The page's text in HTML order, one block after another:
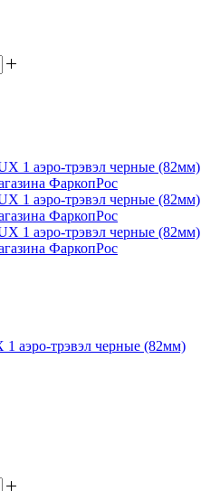
аэро-трэвэл черные (82мм)